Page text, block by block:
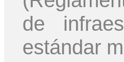
de
estándar